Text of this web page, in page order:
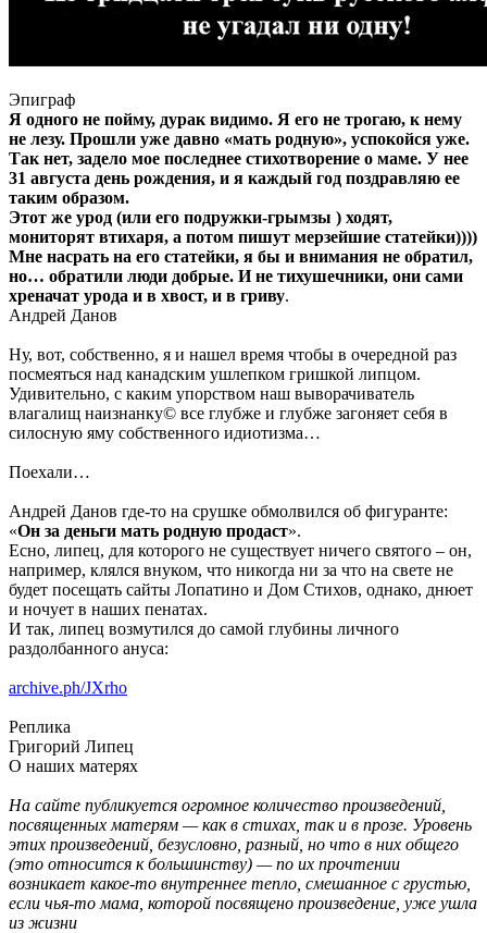
Эпиграф
Я одного не пойму, дурак видимо. Я его не трогаю, к нему
не лезу. Прошли уже давно «мать родную», успокойся уже.
Так нет, задело мое последнее стихотворение о маме. У нее
31 августа день рождения, и я каждый год поздравляю ее
таким образом.
Этот же урод (или его подружки-грымзы ) ходят,
мониторят втихаря, а потом пишут мерзейшие статейки))))
Мне насрать на его статейки, я бы и внимания не обратил,
но… обратили люди добрые. И не тихушечники, они сами
хреначат урода и в хвост, и в гриву.
Андрей Данов
Ну, вот, собственно, я и нашел время чтобы в очередной раз
посмеяться над канадским ушлепком гришкой липцом.
Удивительно, с каким упорством наш выворачиватель
влагалищ наизнанку© все глубже и глубже загоняет себя в
силосную яму собственного идиотизма…
Поехали…
Андрей Данов где-то на срушке обмолвился об фигуранте:
«Он за деньги мать родную продаст».
Есно, липец, для которого не существует ничего святого – он,
например, клялся внуком, что никогда ни за что на свете не
будет посещать сайты Лопатино и Дом Стихов, однако, днюет
и ночует в наших пенатах.
И так, липец возмутился до самой глубины личного
раздолбанного ануса:
archive.ph/JXrho
Реплика
Григорий Липец
О наших матерях
На сайте публикуется огромное количество произведений,
посвященных матерям — как в стихах, так и в прозе. Уровень
этих произведений, безусловно, разный, но что в них общего
(это относится к большинству) — по их прочтении
возникает какое-то внутреннее тепло, смешанное с грустью,
если чья-то мама, которой посвящено произведение, уже ушла
из жизни